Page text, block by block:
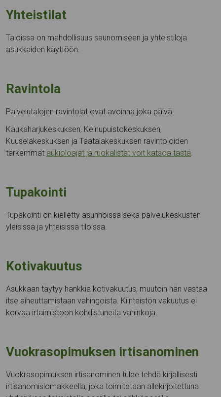
Yhteistilat
Taloissa on mahdollisuus saunomiseen ja yhteistiloja
asukkaiden käyttöön.
Ravintola
Palvelutalojen ravintolat ovat avoinna joka päivä.
Kaukaharjukeskuksen, Keinupuistokeskuksen,
Kuuselakeskuksen ja Taatalakeskuksen ravintoloiden
tarkemmat aukioloajat ja ruokalistat voit katsoa tästä.
Tupakointi
Tupakointi on kielletty asunnoissa sekä palvelukeskusten
yleisissä ja yhteisissä tiloissa.
Kotivakuutus
Asukkaan täytyy hankkia kotivakuutus, muutoin hän vastaa
itse aiheuttamistaan vahingoista. Kiinteistön vakuutus ei
korvaa irtaimistoon kohdistuneita vahinkoja.
Vuokrasopimuksen irtisanominen
Vuokrasopimuksen irtisanominen tulee tehdä kirjallisesti
irtisanomislomakkeella, joka toimitetaan allekirjoitettuna